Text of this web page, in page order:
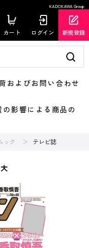
KADOKAWA Group
カート ログイン 新規登録
よびお問い合わせ
影響による商品の
ック テレビ誌